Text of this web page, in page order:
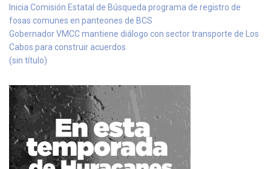
Inicia Comisión Estatal de Búsqueda programa de registro de
fosas comunes en panteones de BCS
Gobernador VMCC mantiene diálogo con sector transporte de Los
Cabos para construir acuerdos
(sin título)